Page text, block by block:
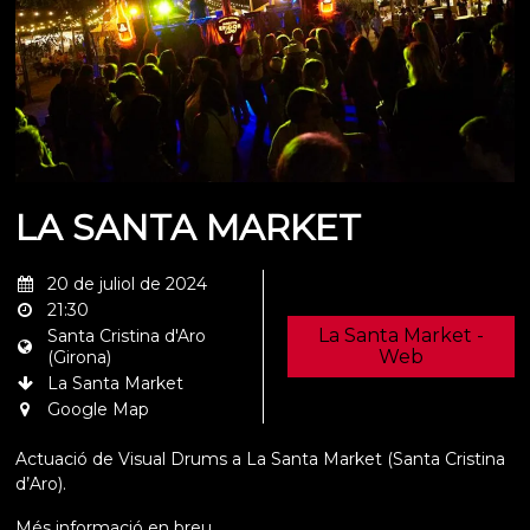
LA SANTA MARKET
20 de juliol de 2024
21:30
Santa Cristina d'Aro
(Girona)
La Santa Market
Google Map
La Santa Market -
Web
Actuació de Visual Drums a La Santa Market (Santa Cristina
d’Aro).